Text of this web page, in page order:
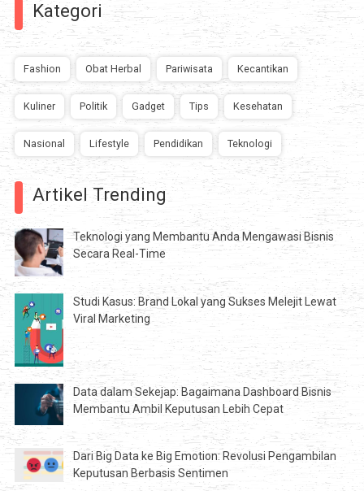
Kategori
Fashion Obat Herbal Pariwisata Kecantikan
Kuliner Politik Gadget Tips Kesehatan
Nasional Lifestyle Pendidikan Teknologi
Artikel Trending
Teknologi yang Membantu Anda Mengawasi Bisnis
Secara Real-Time
Studi Kasus: Brand Lokal yang Sukses Melejit Lewat
Viral Marketing
Data dalam Sekejap: Bagaimana Dashboard Bisnis
Membantu Ambil Keputusan Lebih Cepat
Dari Big Data ke Big Emotion: Revolusi Pengambilan
Keputusan Berbasis Sentimen